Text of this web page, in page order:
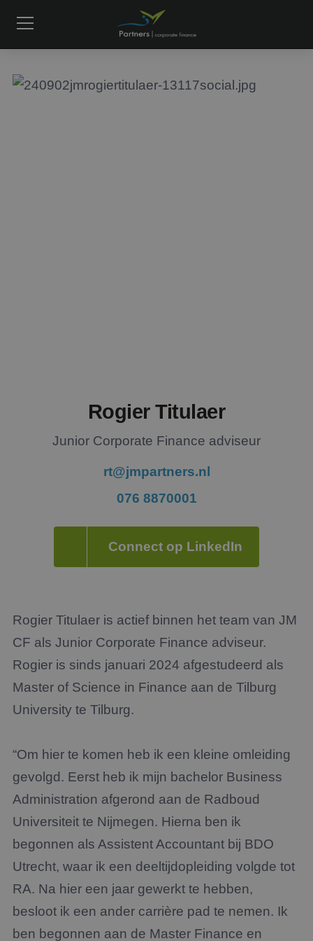
Rogier Titulaer
Junior Corporate Finance adviseur
rt@jmpartners.nl
076 8870001
Connect op LinkedIn
Rogier Titulaer is actief binnen het team van JM
CF als Junior Corporate Finance adviseur.
Rogier is sinds januari 2024 afgestudeerd als
Master of Science in Finance aan de Tilburg
University te Tilburg.
“Om hier te komen heb ik een kleine omleiding
gevolgd. Eerst heb ik mijn bachelor Business
Administration afgerond aan de Radboud
Universiteit te Nijmegen. Hierna ben ik
begonnen als Assistent Accountant bij BDO
Utrecht, waar ik een deeltijdopleiding volgde tot
RA. Na hier een jaar gewerkt te hebben,
besloot ik een ander carrière pad te nemen. Ik
ben begonnen aan de Master Finance en